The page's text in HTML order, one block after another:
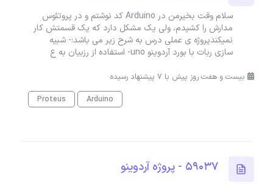
سلام وقت بخیرمن در Arduino کد نوشتم و در پروتئوس
مدارش را کشیدم، ولی یک مشکل دارد که یک قسمتش کار
نمیکندپروژه ی عملی درس به شرح زیر می باشد:- شبیه
سازی ربات با بورد آردوینو uno- استفاده از رزبیان به ع
بیست و هفت روز پیش با 7 پیشنهاد رسیده
Arduino
Proteus
59037 - پروژه آردوینو